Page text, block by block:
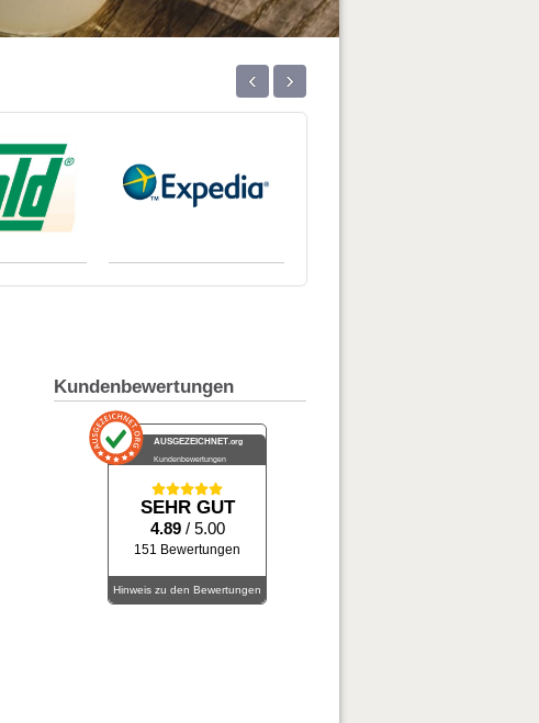
‹ ›
Kundenbewertungen
AUSGEZEICHNET .org
Kundenbewertungen
SEHR GUT
4.89 / 5.00
151 Bewertungen
Hinweis zu den Bewertungen